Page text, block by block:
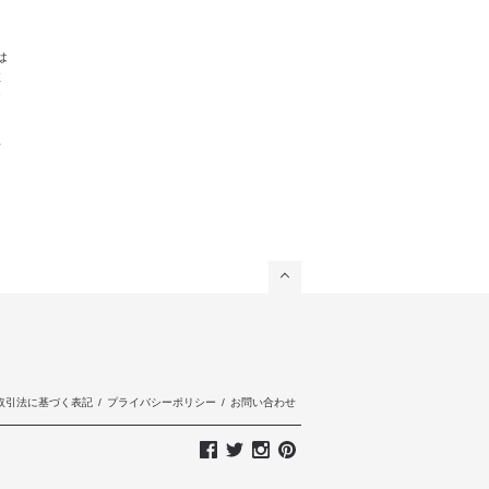
引法に基づく表記 / プライバシーポリシー / お問い合わせ